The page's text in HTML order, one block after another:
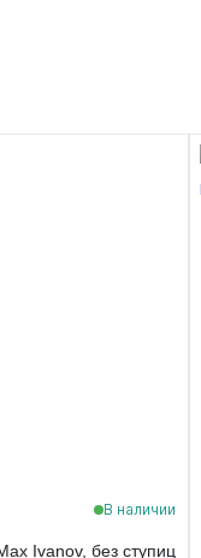
В наличии
Ivanov, без ступиц